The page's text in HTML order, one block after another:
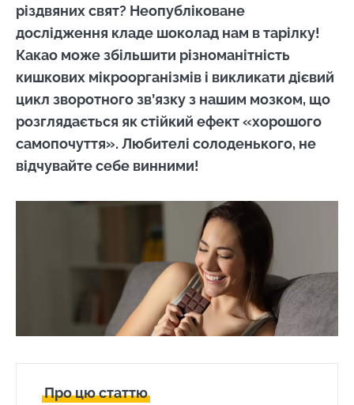
різдвяних свят? Неопубліковане
дослідження кладе шоколад нам в тарілку!
Какао може збільшити різноманітність
кишкових мікроорганізмів і викликати дієвий
цикл зворотного зв’язку з нашим мозком, що
розглядається як стійкий ефект «хорошого
самопочуття». Любителі солоденького, не
відчувайте себе винними!
Про цю статтю